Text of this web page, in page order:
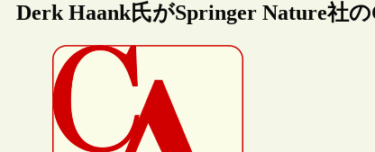
Derk Haank氏がSpringer Nature社